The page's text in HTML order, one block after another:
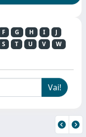
F G H I
J
S T U V
W